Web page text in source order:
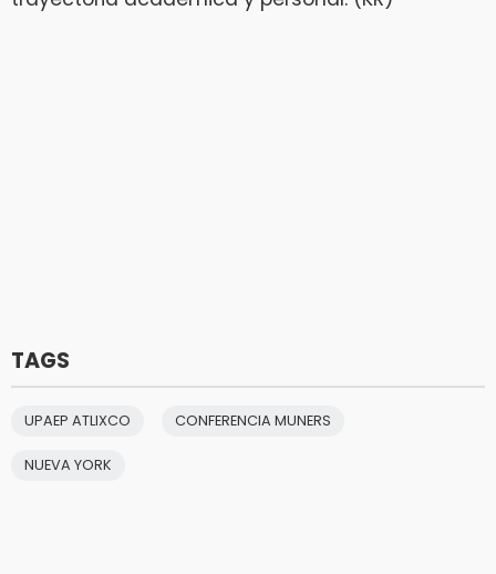
TAGS
UPAEP ATLIXCO CONFERENCIA MUNERS
NUEVA YORK